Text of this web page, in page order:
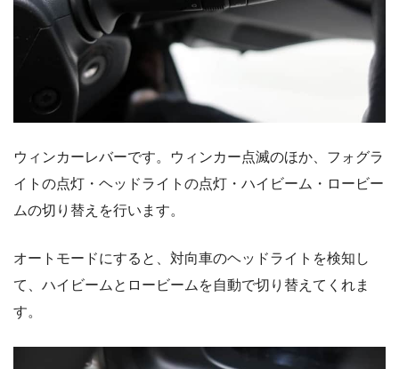
ウィンカーレバーです。ウィンカー点滅のほか、フォグラ
イトの点灯・ヘッドライトの点灯・ハイビーム・ロービー
ムの切り替えを行います。
オートモードにすると、対向車のヘッドライトを検知し
て、ハイビームとロービームを自動で切り替えてくれま
す。